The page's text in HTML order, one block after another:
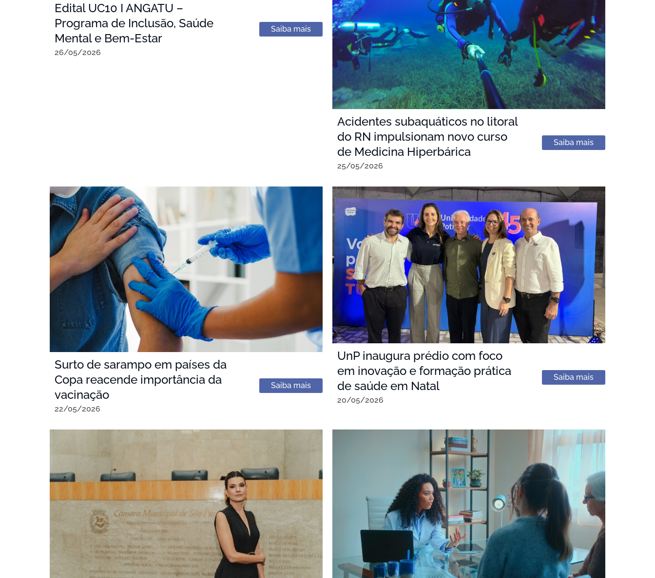
Edital UC10 I ANGATU –
Programa de Inclusão, Saúde
Mental e Bem-Estar
26/05/2026
Saiba mais
Acidentes subaquáticos no litoral
do RN impulsionam novo curso
de Medicina Hiperbárica
25/05/2026
Saiba mais
Surto de sarampo em países da
Copa reacende importância da
vacinação
22/05/2026
Saiba mais
UnP inaugura prédio com foco
em inovação e formação prática
de saúde em Natal
20/05/2026
Saiba mais